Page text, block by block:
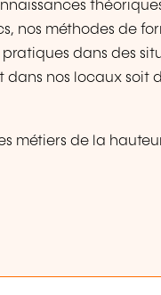
nos méthodes de
dans des
nos locaux soit
métiers de la